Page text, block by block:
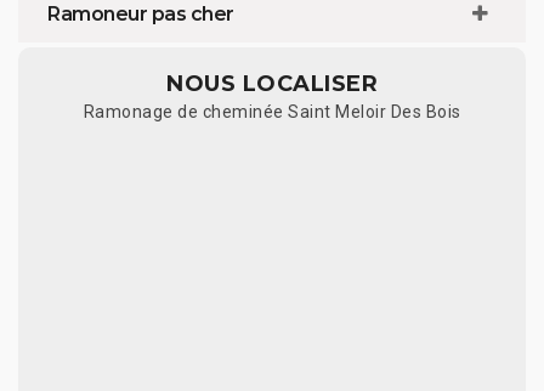
Ramoneur pas cher
NOUS LOCALISER
Ramonage de cheminée Saint Meloir Des Bois